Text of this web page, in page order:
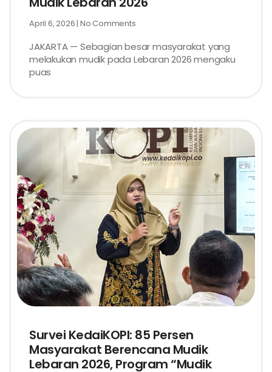
April 6, 2026 No Comments
JAKARTA — Sebagian besar masyarakat yang
melakukan mudik pada Lebaran 2026 mengaku
puas
Survei KedaiKOPI: 85 Persen
Masyarakat Berencana Mudik
Lebaran 2026, Program “Mudik